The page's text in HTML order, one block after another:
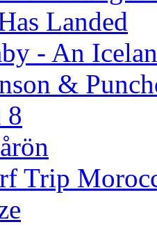
Landed
- An
&
8
Trip